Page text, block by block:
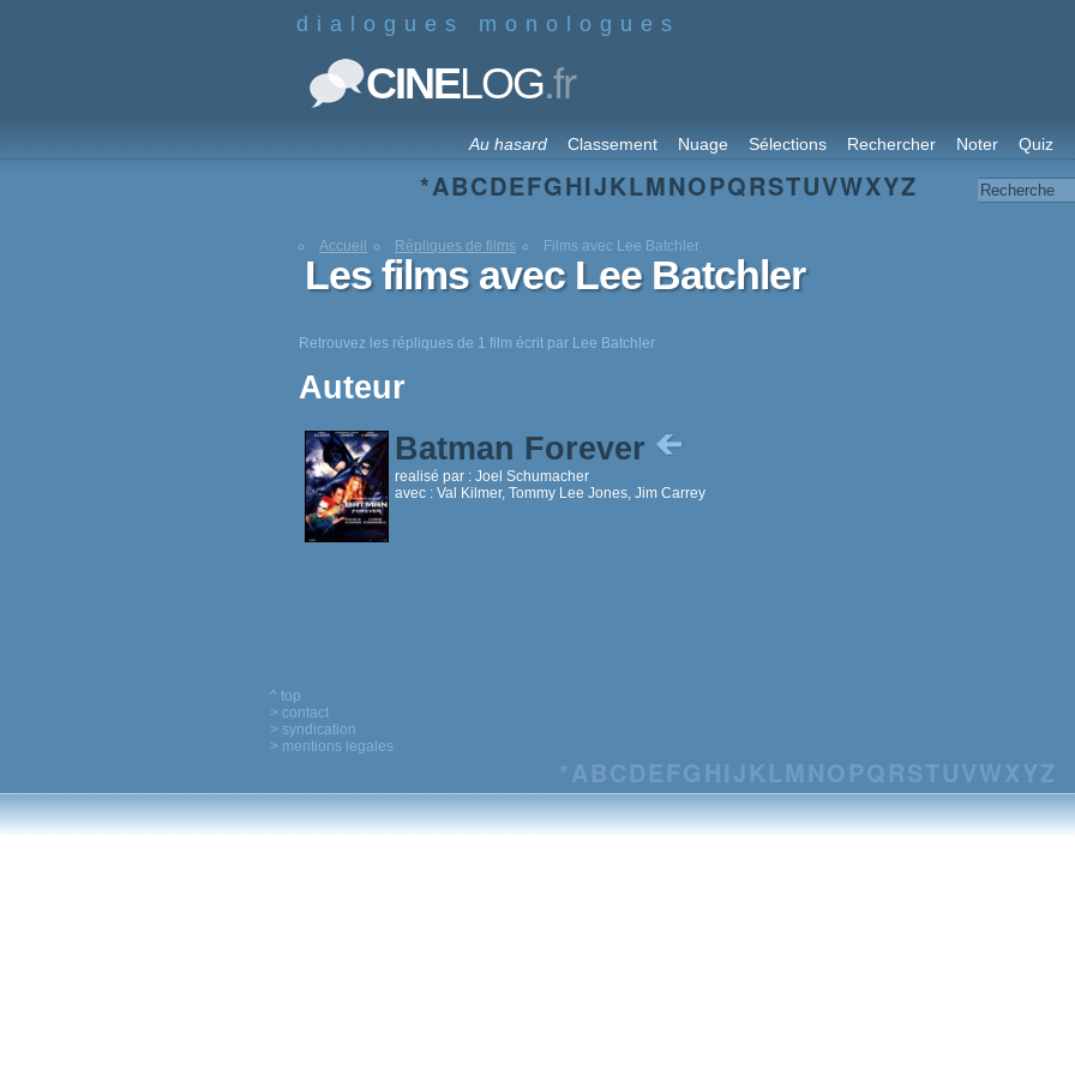
dialogues monologues
CINELOG.fr
Au hasard Classement Nuage Sélections Rechercher Noter Quiz
*ABCDEFGHIJKLMNOPQRSTUVWXYZ
Accueil Répliques de films Films avec Lee Batchler
Les films avec Lee Batchler
Retrouvez les répliques de 1 film écrit par Lee Batchler
Auteur
Batman Forever
realisé par : Joel Schumacher
avec : Val Kilmer, Tommy Lee Jones, Jim Carrey
^ top
> contact
> syndication
> mentions legales
*ABCDEFG HIJ KLM NO PQRSTUVWXYZ